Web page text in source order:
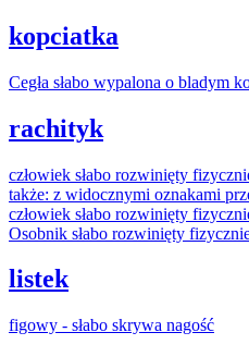
kopciatka
Cegła słabo wypalona o bladym
rachityk
człowiek słabo rozwinięty
także: z widocznymi oznakami
człowiek słabo rozwinięty
Osobnik słabo rozwinięty
listek
figowy - słabo skrywa nagość